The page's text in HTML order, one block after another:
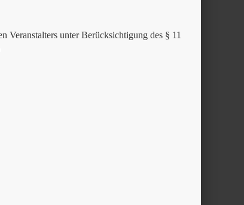
Veranstalters unter Berücksichtigung des § 11